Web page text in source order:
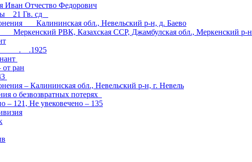
Отчество Федорович
21 Гв. сд
Калининская обл., Невельский р-н, д. Баево
РВК, Казахская ССР, Джамбулская обл., Меркенский р-н
__.__.1925
ран
– Калининская обл., Невельский р-н, г. Невель
о безвозвратных потерях
– 121, Не увековечено – 135